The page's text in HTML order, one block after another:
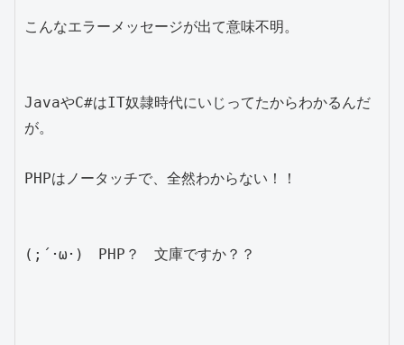
こんなエラーメッセージが出て意味不明。
JavaやC#はIT奴隷時代にいじってたからわかるんだ
が。
PHPはノータッチで、全然わからない！！
(;´･ω･)　PHP？　文庫ですか？？